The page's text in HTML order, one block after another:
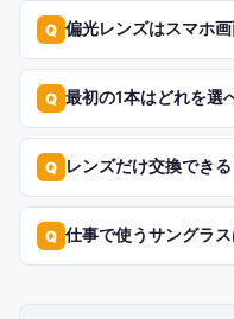
Q 偏光レンズはスマホ
Q 最初の1本はどれを選
Q レンズだけ交換でき
Q 仕事で使うサングラ